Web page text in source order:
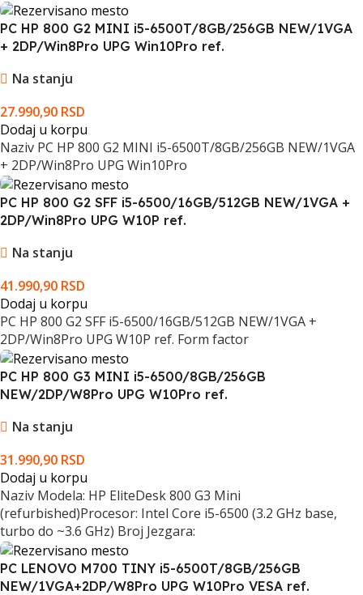
PC HP 800 G2 MINI i5-6500T/8GB/256GB NEW/1VGA
+ 2DP/Win8Pro UPG Win10Pro ref.
Na stanju
27.990,90 RSD
Dodaj u korpu
Naziv PC HP 800 G2 MINI i5-6500T/8GB/256GB NEW/1VGA
+ 2DP/Win8Pro UPG Win10Pro
PC HP 800 G2 SFF i5-6500/16GB/512GB NEW/1VGA +
2DP/Win8Pro UPG W10P ref.
Na stanju
41.990,90 RSD
Dodaj u korpu
PC HP 800 G2 SFF i5-6500/16GB/512GB NEW/1VGA +
2DP/Win8Pro UPG W10P ref. Form factor
PC HP 800 G3 MINI i5-6500/8GB/256GB
NEW/2DP/W8Pro UPG W10Pro ref.
Na stanju
31.990,90 RSD
Dodaj u korpu
Naziv Modela: HP EliteDesk 800 G3 Mini
(refurbished)Procesor: Intel Core i5-6500 (3.2 GHz base,
turbo do ~3.6 GHz) Broj Jezgara:
PC LENOVO M700 TINY i5-6500T/8GB/256GB
NEW/1VGA+2DP/W8Pro UPG W10Pro VESA ref.